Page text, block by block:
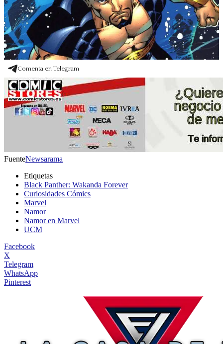
Comenta en Telegram
FuenteNewsarama
Etiquetas
Black Panther: Wakanda Forever
Curiosidades Cómics
Marvel
Namor
Namor en Marvel
UCM
Facebook
X
Telegram
WhatsApp
Pinterest